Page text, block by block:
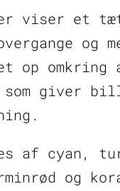
viser et
og
op
giver
af cyan,
og